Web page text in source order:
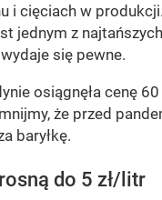
i cięciach w
jednym z
się pewne.
osiągnęła cenę
że przed
baryłkę.
do 5 zł/litr